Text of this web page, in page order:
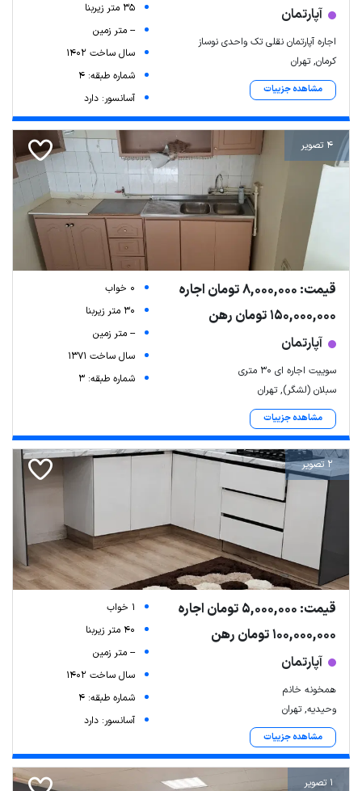
آپارتمان
اجاره آپارتمان نقلی تک واحدی نوساز
کرمان, تهران
مشاهده جزییات
35 متر زیربنا
-- متر زمین
سال ساخت 1402
شماره طبقه: 4
آسانسور: دارد
4 تصویر
قیمت: 8,000,000 تومان اجاره
150,000,000 تومان رهن
آپارتمان
سوییت اجاره ای ۳۰ متری
سبلان (لشگر), تهران
مشاهده جزییات
0 خواب
30 متر زیربنا
-- متر زمین
سال ساخت 1371
شماره طبقه: 3
2 تصویر
قیمت: 5,000,000 تومان اجاره
100,000,000 تومان رهن
آپارتمان
همخونه خانم
وحیدیه, تهران
مشاهده جزییات
1 خواب
40 متر زیربنا
-- متر زمین
سال ساخت 1402
شماره طبقه: 4
آسانسور: دارد
1 تصویر